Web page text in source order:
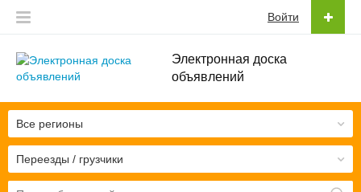
Электронная доска
объявлений
Войти
Переезды / грузчики
Все регионы